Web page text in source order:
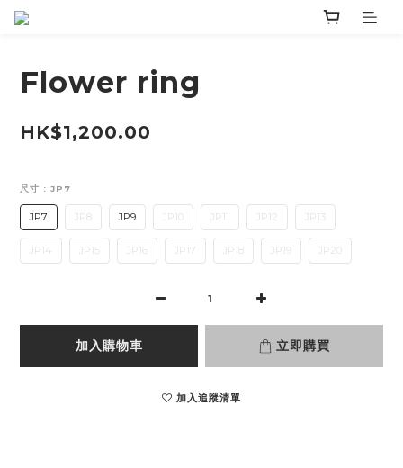
Flower ring
HK$1,200.00
尺寸 : JP7
JP7 JP8 JP9 JP10 JP11 JP12 JP13
JP14 JP15 JP16 JP17 JP18 JP19 JP20
加入購物車 立即購買
加入追蹤清單